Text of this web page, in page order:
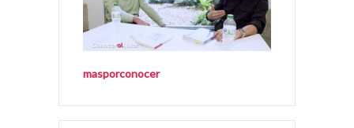
masporconocer